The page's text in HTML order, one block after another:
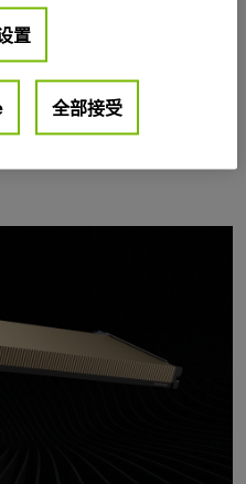
服务器版 GPU 是 RTX
员。该平台紧凑节能，基于
、数据中心和边缘部署中的
置
全部接受